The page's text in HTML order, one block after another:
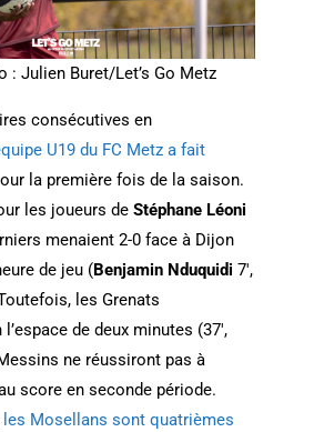
: Julien Buret/Let’s Go Metz
consécutives en
U19 du FC Metz a fait
la première fois de la saison.
les joueurs de Stéphane Léoni
menaient 2-0 face à Dijon
de jeu (Benjamin Nduquidi 7′,
les Grenats
de deux minutes (37′,
ne réussiront pas à
score en seconde période.
les Mosellans sont quatrièmes